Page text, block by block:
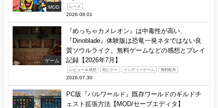
MOD レース
2026.08.01
ゲーム
『めっちゃカメレオン』は中毒性が高い、
『Dinoblade』体験版は恐竜一発ネタではない良
質ソウルライク。無料ゲームなどの感想とプレイ
記録【2026年7月】
レビュー＆感想 死にゲー インディーゲーム 無料配布
2026.07.30
PC版『パルワールド』既存ワールドのギルドチ
ェスト拡張方法【MOD/セーブエディタ】